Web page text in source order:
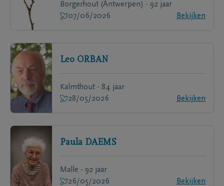
Borgerhout (Antwerpen) - 92 jaar
07/06/2026
Bekijken
Leo ORBAN
Kalmthout - 84 jaar
28/05/2026
Bekijken
Paula DAEMS
Malle - 92 jaar
26/05/2026
Bekijken